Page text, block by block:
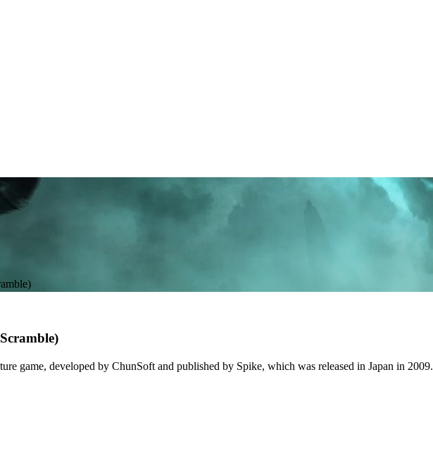
game, developed by ChunSoft and published by Spike, which was released in Japan in 2009.